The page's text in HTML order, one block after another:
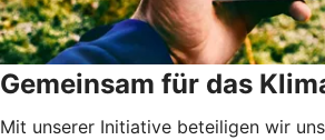
Gemeinsam für das
Mit unserer Initiative beteiligen wir